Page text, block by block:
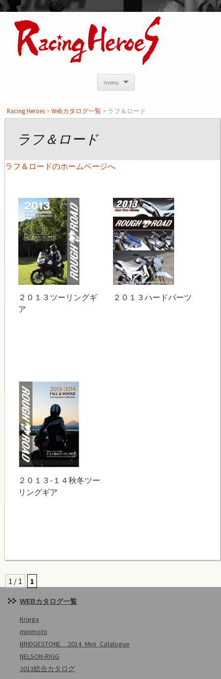
<
menu
Racing Heroes >Webカタログ一覧 > ラフ＆ロード
ラフ＆ロード
ラフ＆ロードのホームページへ
２０１３ツーリングギ
ア
２０１３ハードパーツ
２０１３-１４秋冬ツー
リングギア
1 / 1 1
WEBカタログ一覧
Kriega
minimoto
BRIDGESTONE 2014_Mini_Catalogue
NELSON-RIGG
2013総合カタログ